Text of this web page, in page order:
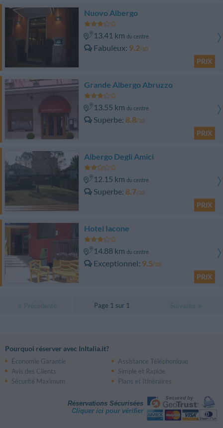
Nuovo Albergo
13.41 km du centre
Fabuleux 9.2/10
PRIX
Grande Albergo Abruzzo
13.55 km du centre
Superbe 8.8/10
PRIX
Albergo Degli Amici
12.15 km du centre
Superbe 8.7/10
PRIX
Hotel Iacone
14.88 km du centre
Exceptionnel 9.5/10
PRIX
Page 1 sur 1
Pourquoi réserver avec InItalia.it?
Économie Garantie
Assistance Téléphonique
Avis des Clients
Simple et Rapide
Sécurité Maximum
Plans et Itinéraires
Réservations Sécurisées
Cliquer ici pour vérifier